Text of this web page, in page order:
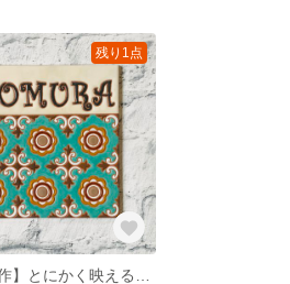
残り1点